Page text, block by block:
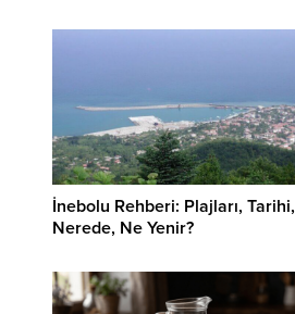
İnebolu Rehberi: Plajları, Tarihi,
Nerede, Ne Yenir?